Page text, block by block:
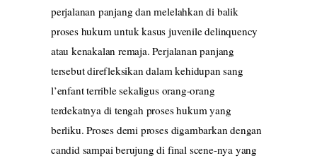
perjalanan panjang dan melelahkan di balik
proses hukum untuk kasus juvenile delinquency
atau kenakalan remaja. Perjalanan panjang
tersebut direfleksikan dalam kehidupan sang
l’enfant terrible sekaligus orang-orang
terdekatnya di tengah proses hukum yang
berliku. Proses demi proses digambarkan dengan
candid sampai berujung di final scene-nya yang